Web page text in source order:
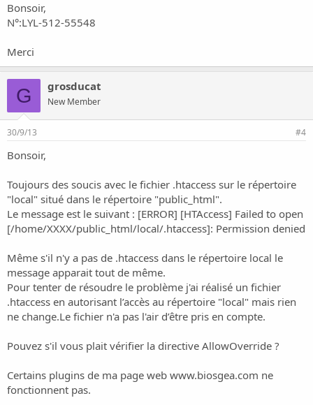
Bonsoir,
N°:LYL-512-55548
Merci
G grosducat
New Member
30/9/13 #4
Bonsoir,
Toujours des soucis avec le fichier .htaccess sur le répertoire
"local" situé dans le répertoire "public_html".
Le message est le suivant : [ERROR] [HTAccess] Failed to open
[/home/XXXX/public_html/local/.htaccess]: Permission denied
Même s'il n'y a pas de .htaccess dans le répertoire local le
message apparait tout de même.
Pour tenter de résoudre le problème j'ai réalisé un fichier
.htaccess en autorisant l’accès au répertoire "local" mais rien
ne change.Le fichier n'a pas l'air d’être pris en compte.
Pouvez s'il vous plait vérifier la directive AllowOverride ?
Certains plugins de ma page web www.biosgea.com ne
fonctionnent pas.